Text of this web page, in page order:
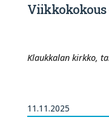
Viikkokokous
Klaukkalan kirkko,
11.11.2025